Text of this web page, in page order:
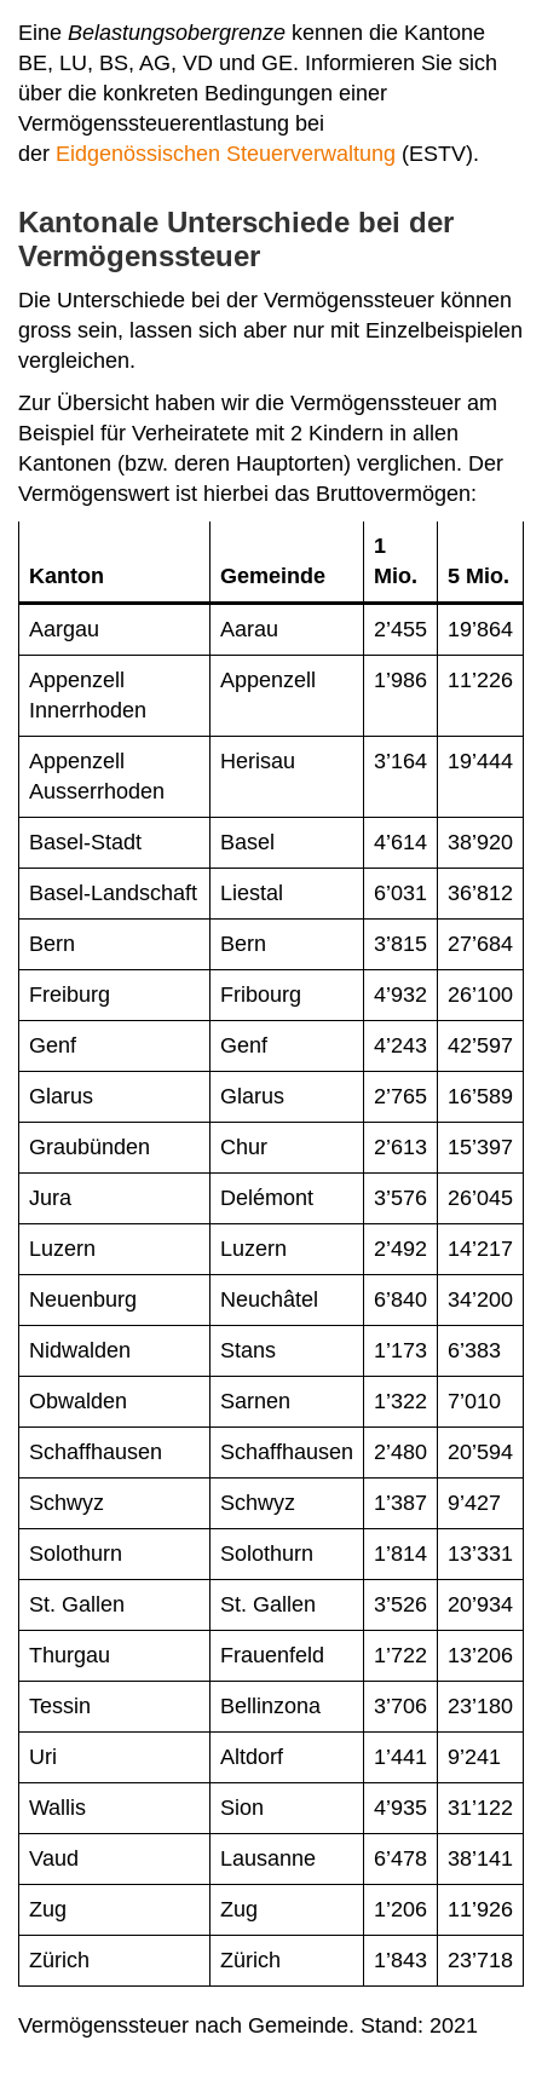
Eine Belastungsobergrenze kennen die Kantone
BE, LU, BS, AG, VD und GE. Informieren Sie sich
über die konkreten Bedingungen einer
Vermögenssteuerentlastung bei
der Eidgenössischen Steuerverwaltung (ESTV).
Kantonale Unterschiede bei der
Vermögenssteuer
Die Unterschiede bei der Vermögenssteuer können
gross sein, lassen sich aber nur mit Einzelbeispielen
vergleichen.
Zur Übersicht haben wir die Vermögenssteuer am
Beispiel für Verheiratete mit 2 Kindern in allen
Kantonen (bzw. deren Hauptorten) verglichen. Der
Vermögenswert ist hierbei das Bruttovermögen:
Kanton Gemeinde
1
Mio.
5 Mio.
Aargau Aarau 2’455 19’864
Appenzell
Innerrhoden
Appenzell 1’986 11’226
Appenzell
Ausserrhoden
Herisau 3’164 19’444
Basel-Stadt Basel 4’614 38’920
Basel-Landschaft Liestal 6’031 36’812
Bern Bern 3’815 27’684
Freiburg Fribourg 4’932 26’100
Genf Genf 4’243 42’597
Glarus Glarus 2’765 16’589
Graubünden Chur 2’613 15’397
Jura Delémont 3’576 26’045
Luzern Luzern 2’492 14’217
Neuenburg Neuchâtel 6’840 34’200
Nidwalden Stans 1’173 6’383
Obwalden Sarnen 1’322 7’010
Schaffhausen Schaffhausen 2’480 20’594
Schwyz Schwyz 1’387 9’427
Solothurn Solothurn 1’814 13’331
St. Gallen St. Gallen 3’526 20’934
Thurgau Frauenfeld 1’722 13’206
Tessin Bellinzona 3’706 23’180
Uri Altdorf 1’441 9’241
Wallis Sion 4’935 31’122
Vaud Lausanne 6’478 38’141
Zug Zug 1’206 11’926
Zürich Zürich 1’843 23’718
Vermögenssteuer nach Gemeinde. Stand: 2021